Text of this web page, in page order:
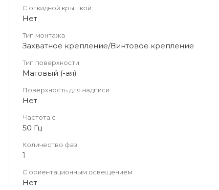
С откидной крышкой
Нет
Тип монтажа
Захватное крепление/Винтовое крепление
Тип поверхности
Матовый (-ая)
Поверхность для надписи
Нет
Частота с
50 Гц
Количество фаз
1
С ориентационным освещением
Нет